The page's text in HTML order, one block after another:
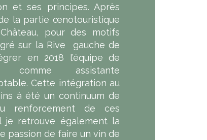
et ses principes. Après
la partie œnotouristique
pour des motifs
sur la Rive gauche de
en 2018 l’équipe de
comme assistante
Cette intégration au
à été un continuum de
renforcement de ces
je retrouve également la
passion de faire un vin de